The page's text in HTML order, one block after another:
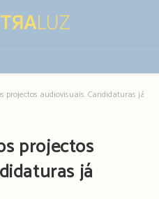
projectos audiovisuais. Candidaturas já
projectos
já